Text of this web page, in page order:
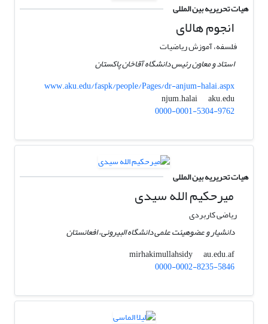
هیات تحریریه بین المللی
انجوم هالای
فلسفه، آموزش ریاضیات
استاد و معاون رئیس دانشگاه آقاخان پاکستان
www.aku.edu/faspk/people/Pages/dr-anjum-halai.aspx
njum.halai
aku.edu
0000-0001-5304-9762
هیات تحریریه بین المللی
میرحکیم الله سیدی
ریاضی کاربردی
دانشیار و عضوهیئت علمی دانشگاه البیرونی، افعانستان
mirhakimullahsidy
au.edu.af
0000-0002-8235-5846